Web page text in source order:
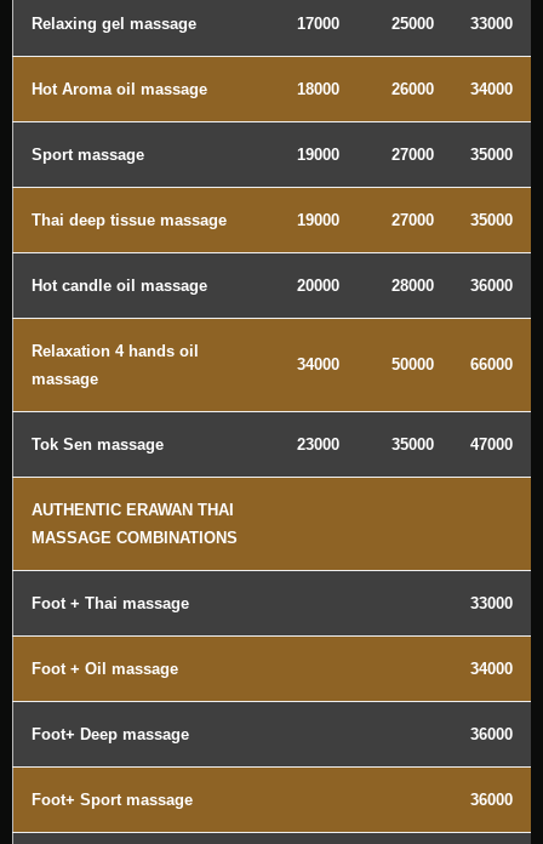
Relaxing gel massage 17000 25000 33000
Hot Aroma oil massage 18000 26000 34000
Sport massage 19000 27000 35000
Thai deep tissue massage 19000 27000 35000
Hot candle oil massage 20000 28000 36000
Relaxation 4 hands oil
massage
34000 50000 66000
Tok Sen massage 23000 35000 47000
AUTHENTIC ERAWAN THAI
MASSAGE COMBINATIONS
Foot + Thai massage 33000
Foot + Oil massage 34000
Foot+ Deep massage 36000
Foot+ Sport massage 36000